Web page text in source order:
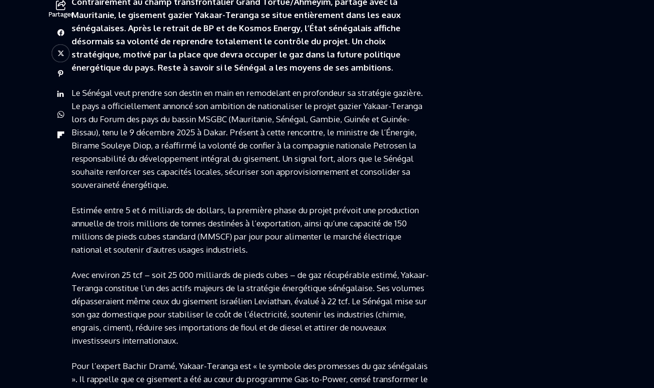
PartagerMauritanie, le gisement gazier Yakaar-Teranga se situe entièrement dans les eaux
sénégalaises. Après le retrait de BP et de Kosmos Energy, l’État sénégalais affiche
désormais sa volonté de reprendre totalement le contrôle du projet. Un choix
stratégique, motivé par la place que devra occuper le gaz dans la future politique
énergétique du pays. Reste à savoir si le Sénégal a les moyens de ses ambitions.
Le Sénégal veut prendre son destin en main en remodelant en profondeur sa stratégie gazière.
Le pays a officiellement annoncé son ambition de nationaliser le projet gazier Yakaar-Teranga
lors du Forum des pays du bassin MSGBC (Mauritanie, Sénégal, Gambie, Guinée et Guinée-
Bissau), tenu le 9 décembre 2025 à Dakar. Présent à cette rencontre, le ministre de l’Énergie,
Birame Souleye Diop, a réaffirmé la volonté de confier à la compagnie nationale Petrosen la
responsabilité du développement intégral du gisement. Un signal fort, alors que le Sénégal
souhaite renforcer ses capacités locales, sécuriser son approvisionnement et consolider sa
souveraineté énergétique.
Estimée entre 5 et 6 milliards de dollars, la première phase du projet prévoit une production
annuelle de trois millions de tonnes destinées à l’exportation, ainsi qu’une capacité de 150
millions de pieds cubes standard (MMSCF) par jour pour alimenter le marché électrique
national et soutenir d’autres usages industriels.
Avec environ 25 tcf – soit 25 000 milliards de pieds cubes – de gaz récupérable estimé, Yakaar-
Teranga constitue l’un des actifs majeurs de la stratégie énergétique sénégalaise. Ses volumes
dépasseraient même ceux du gisement israélien Leviathan, évalué à 22 tcf. Le Sénégal mise sur
son gaz domestique pour stabiliser le coût de l’électricité, soutenir les industries (chimie,
engrais, ciment), réduire ses importations de fioul et de diesel et attirer de nouveaux
investisseurs internationaux.
Pour l’expert Bachir Dramé, Yakaar-Teranga est « le symbole des promesses du gaz sénégalais
». Il rappelle que ce gisement a été au cœur du programme Gas-to-Power, censé transformer le